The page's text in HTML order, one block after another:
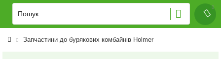
Запчастини до бурякових комбайнів Holmer